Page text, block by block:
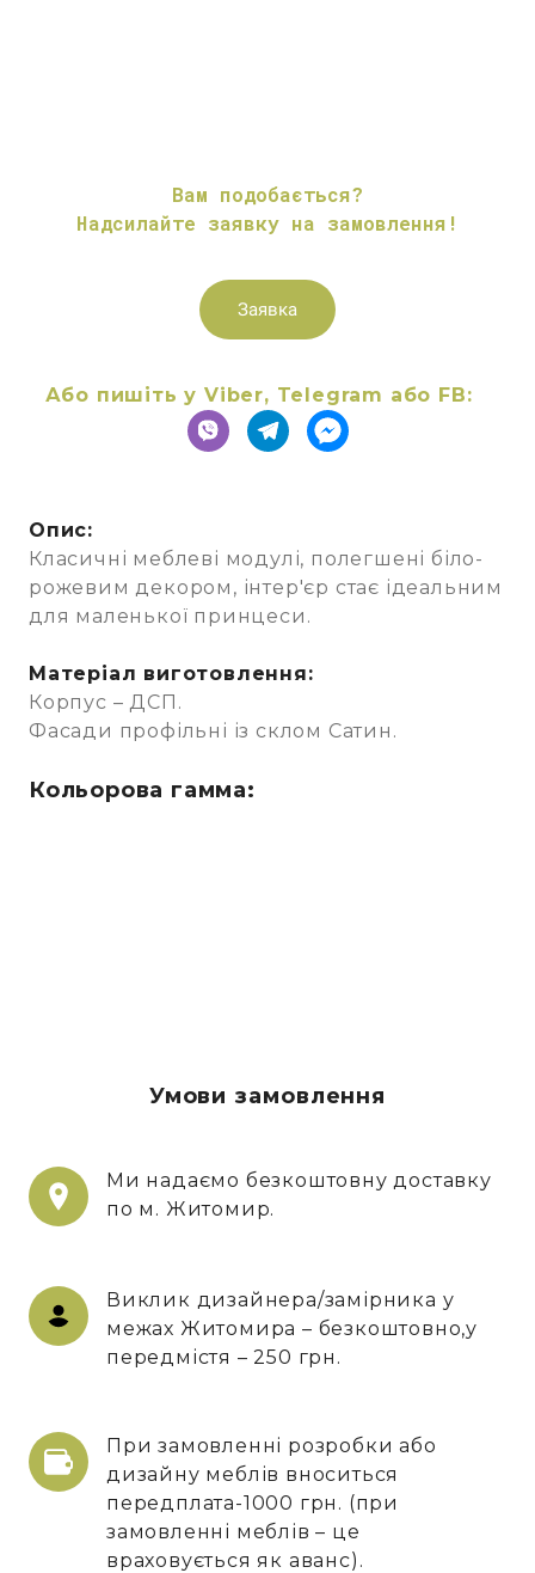
Вам подобається?
Надсилайте заявку на замовлення!
Заявка
Або пишіть у Viber, Telegram або FB:
Опис:
Класичні меблеві модулі, полегшені біло-
рожевим декором, інтер'єр стає ідеальним
для маленької принцеси.
Матеріал виготовлення:
Корпус – ДСП.
Фасади профільні із склом Сатин.
Кольорова гамма:
Умови замовлення
Ми надаємо безкоштовну доставку
по м. Житомир.
Виклик дизайнера/замірника у
межах Житомира – безкоштовно,у
передмістя – 250 грн.
При замовленні розробки або
дизайну меблів вноситься
передплата-1000 грн. (при
замовленні меблів – це
враховується як аванс).